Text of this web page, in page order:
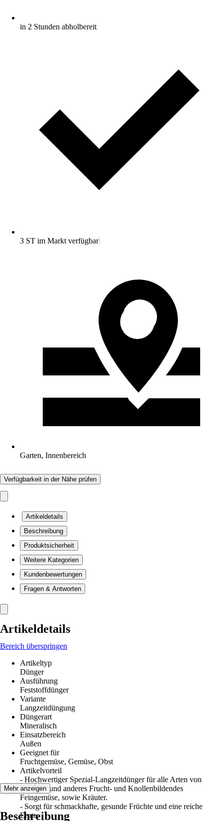
in 2 Stunden abholbereit
3 ST im Markt verfügbar
Garten, Innenbereich
Verfügbarkeit in der Nähe prüfen
Artikeldetails
Beschreibung
Produktsicherheit
Weitere Kategorien
Kundenbewertungen
Fragen & Antworten
Artikeldetails
Bereich überspringen
Artikeltyp
Dünger
Ausführung
Feststoffdünger
Variante
Langzeitdüngung
Düngerart
Mineralisch
Einsatzbereich
Außen
Geeignet für
Fruchtgemüse, Gemüse, Obst
Artikelvorteil
- Hochwertiger Spezial-Langzeitdünger für alle Arten von
Tomaten und anderes Frucht- und Knollenbildendes
Feingemüse, sowie Kräuter.
- Sorgt für schmackhafte, gesunde Früchte und eine reiche
Ernte.
Mehr anzeigen
Beschreibung